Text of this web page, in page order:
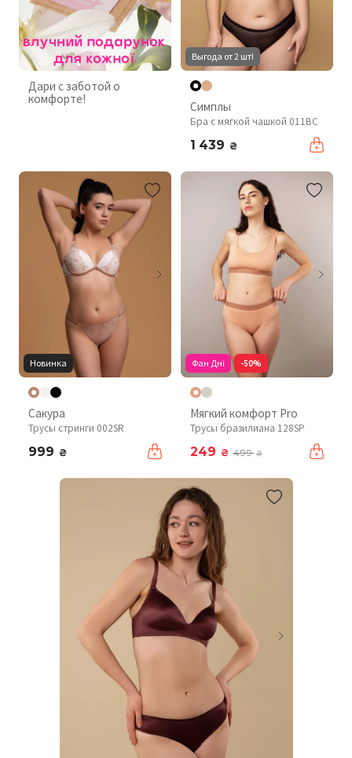
Дари с заботой о
комфорте!
Выгода от 2 шт!
Симплы
Бра с мягкой чашкой 011BC
1 439 ₴
Новинка
Сакура
Трусы стринги 002SR
999 ₴
Фан Дні -50%
Мягкий комфорт Pro
Трусы бразилиана 128SP
249 ₴ 499₴